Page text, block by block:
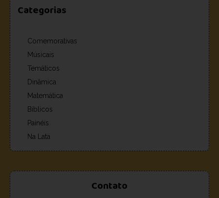
Categorias
Comemorativas
Músicais
Temáticos
Dinâmica
Matemática
Bíblicos
Painéis
Na Lata
Contato